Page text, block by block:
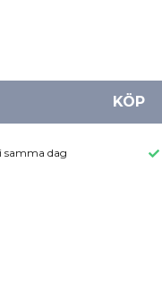
KÖP
samma dag